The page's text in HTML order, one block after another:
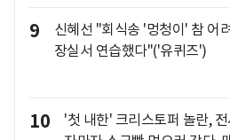
9
신혜선 "회식송 '멍청이' 참 어
장실서 연습했다"('유퀴즈')
10
'첫 내한' 크리스토퍼 놀란,